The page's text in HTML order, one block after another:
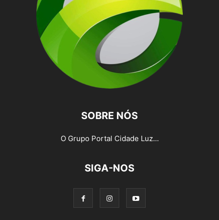
SOBRE NÓS
O Grupo Portal Cidade Luz...
SIGA-NOS